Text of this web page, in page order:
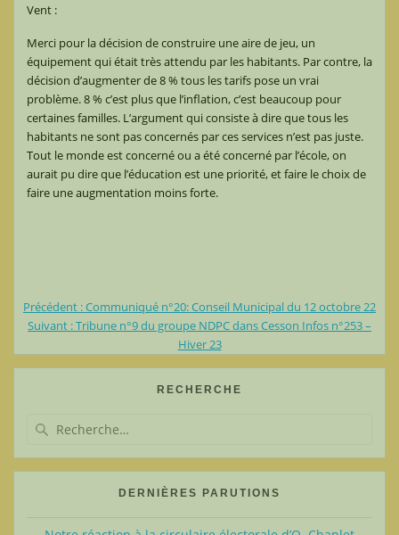
Vent :
Merci pour la décision de construire une aire de jeu, un
équipement qui était très attendu par les habitants. Par contre, la
décision d’augmenter de 8 % tous les tarifs pose un vrai
problème. 8 % c’est plus que l’inflation, c’est beaucoup pour
certaines familles. L’argument qui consiste à dire que tous les
habitants ne sont pas concernés par ces services n’est pas juste.
Tout le monde est concerné ou a été concerné par l’école, on
aurait pu dire que l’éducation est une priorité, et faire le choix de
faire une augmentation moins forte.
Navigation
de
Précédent :Article
précédent
Communiqué n°20: Conseil Municipal du 12 octobre 22
Suivant :Article
Tribune n°9 du groupe NDPC dans Cesson Infos n°253 –
Hiver 23
RECHERCHE
:
DERNIÈRES PARUTIONS